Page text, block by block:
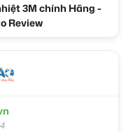
3M chính Hãng -
Review